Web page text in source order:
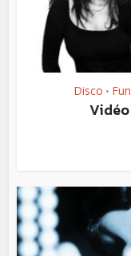
Disco •
Vidéo